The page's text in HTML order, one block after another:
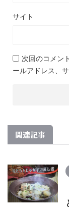
サイト
次回のコメン
ールアドレス、
関連記事